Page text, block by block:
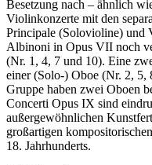
Besetzung nach – ähnlich
Violinkonzerte mit den
Principale (Solovioline) und
Albinoni in Opus VII noch
(Nr. 1, 4, 7 und 10). Eine
einer (Solo-) Oboe (Nr. 2, 5,
Gruppe haben zwei Oboen
Concerti Opus IX sind
außergewöhnlichen
großartigen
18. Jahrhunderts.